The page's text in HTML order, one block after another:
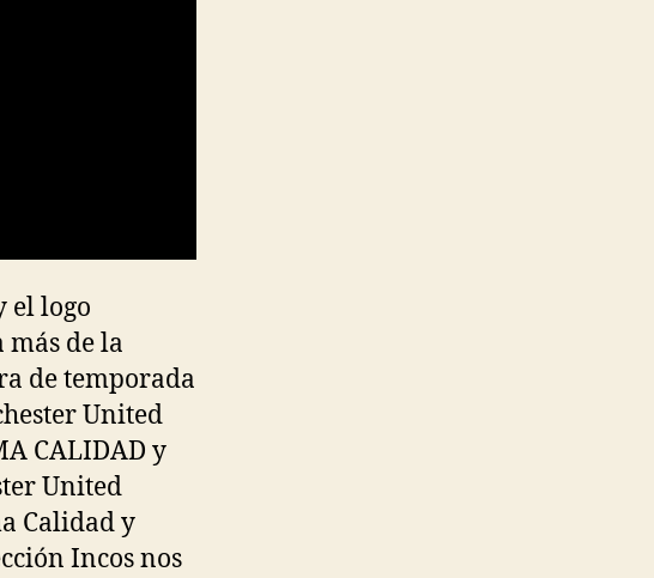
el logo
más de la
de temporada
United
CALIDAD y
United
Calidad y
Incos nos